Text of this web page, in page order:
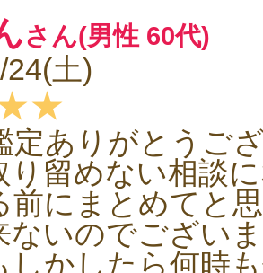
さん(男性 60代)
土)
定ありがとうご
り留めない相談
前にまとめてと
ないのでござい
しかしたら何時